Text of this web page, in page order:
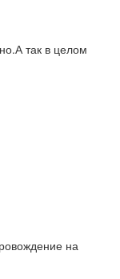
так в целом
на